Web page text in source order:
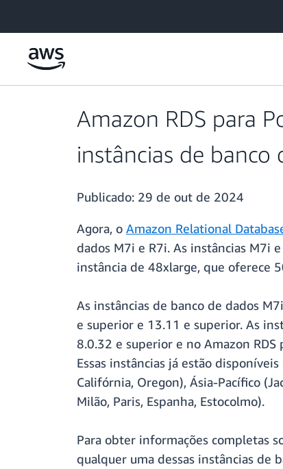
Amazon RDS para
instâncias de banco
Publicado: 29 de out de 2024
Agora, o Amazon Relational
dados M7i e R7i. As instâncias M7i
instância de 48xlarge, que oferece
As instâncias de banco de dados
e superior e 13.11 e superior. As
8.0.32 e superior e no Amazon
Essas instâncias já estão
Califórnia, Oregon), Ásia-Pacífico
Milão, Paris, Espanha, Estocolmo).
Para obter informações completas
qualquer uma dessas instâncias de